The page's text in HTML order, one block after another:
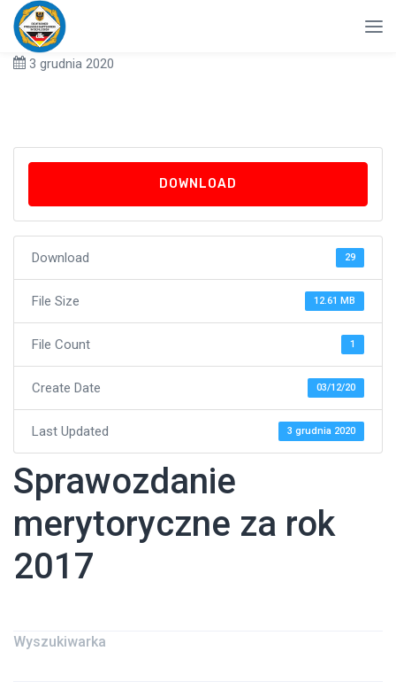
3 grudnia 2020
DOWNLOAD
Download 29
File Size 12.61 MB
File Count 1
Create Date 03/12/20
Last Updated 3 grudnia 2020
Sprawozdanie
merytoryczne za rok
2017
Wyszukiwarka